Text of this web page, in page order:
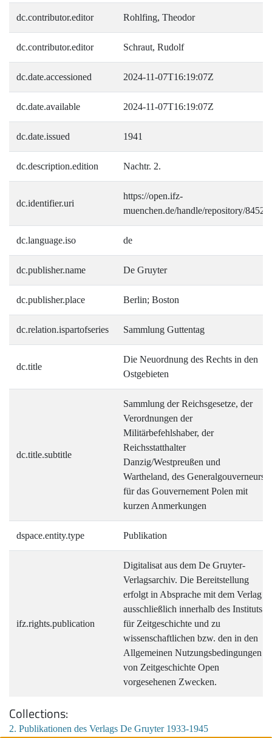
dc.contributor.editor Rohlfing, Theodor
dc.contributor.editor Schraut, Rudolf
dc.date.accessioned 2024-11-07T16:19:07Z
dc.date.available 2024-11-07T16:19:07Z
dc.date.issued 1941
dc.description.edition Nachtr. 2.
dc.identifier.uri
https://open.ifz-
muenchen.de/handle/repository/8452
dc.language.iso de
dc.publisher.name De Gruyter
dc.publisher.place Berlin; Boston
dc.relation.ispartofseries Sammlung Guttentag
dc.title
Die Neuordnung des Rechts in den
Ostgebieten
dc.title.subtitle
Sammlung der Reichsgesetze, der
Verordnungen der
Militärbefehlshaber, der
Reichsstatthalter
Danzig/Westpreußen und
Wartheland, des Generalgouverneurs
für das Gouvernement Polen mit
kurzen Anmerkungen
dspace.entity.type Publikation
ifz.rights.publication
Digitalisat aus dem De Gruyter-
Verlagsarchiv. Die Bereitstellung
erfolgt in Absprache mit dem Verlag
ausschließlich innerhalb des Instituts
für Zeitgeschichte und zu
wissenschaftlichen bzw. den in den
Allgemeinen Nutzungsbedingungen
von Zeitgeschichte Open
vorgesehenen Zwecken.
Collections
2. Publikationen des Verlags De Gruyter 1933-1945